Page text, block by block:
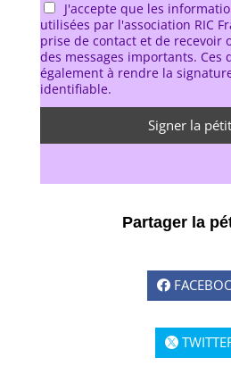
J'accepte que les
utilisées par l'association RIC
prise de contact et de recevoir
des messages importants. Ces
également à rendre la
identifiable.
Partager la